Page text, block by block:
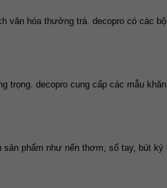
hóa thưởng trà. decopro có các
decopro cung cấp các mẫu
phẩm như nến thơm, sổ tay, bút